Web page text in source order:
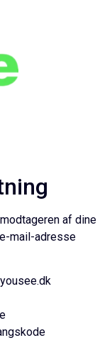
af dine
mail-adresse